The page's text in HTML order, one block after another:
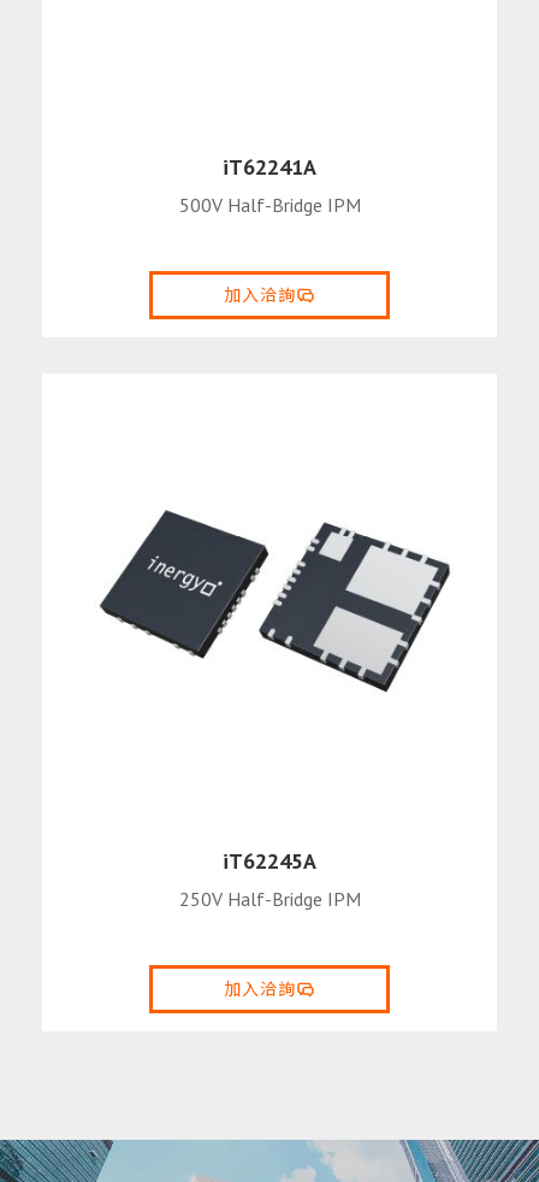
iT62241A
500V Half-Bridge IPM
加入洽詢
iT62245A
250V Half-Bridge IPM
加入洽詢